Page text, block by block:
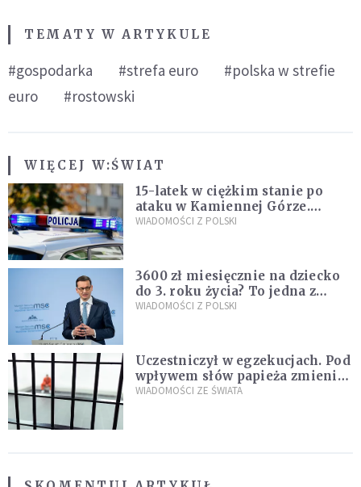
TEMATY W ARTYKULE
#gospodarka #strefa euro
#polska w strefie
euro
#rostowski
WIĘCEJ W:ŚWIAT
15-latek w ciężkim stanie po
ataku w Kamiennej Górze.
Policja zatrzymała dwóch
WIADOMOŚCI Z POLSKI
3600 zł miesięcznie na dziecko
do 3. roku życia? To jedna z
propozycji programu "Rozwój
WIADOMOŚCI Z POLSKI
Uczestniczył w egzekucjach. Pod
wpływem słów papieża zmienił
zdanie
WIADOMOŚCI ZE ŚWIATA